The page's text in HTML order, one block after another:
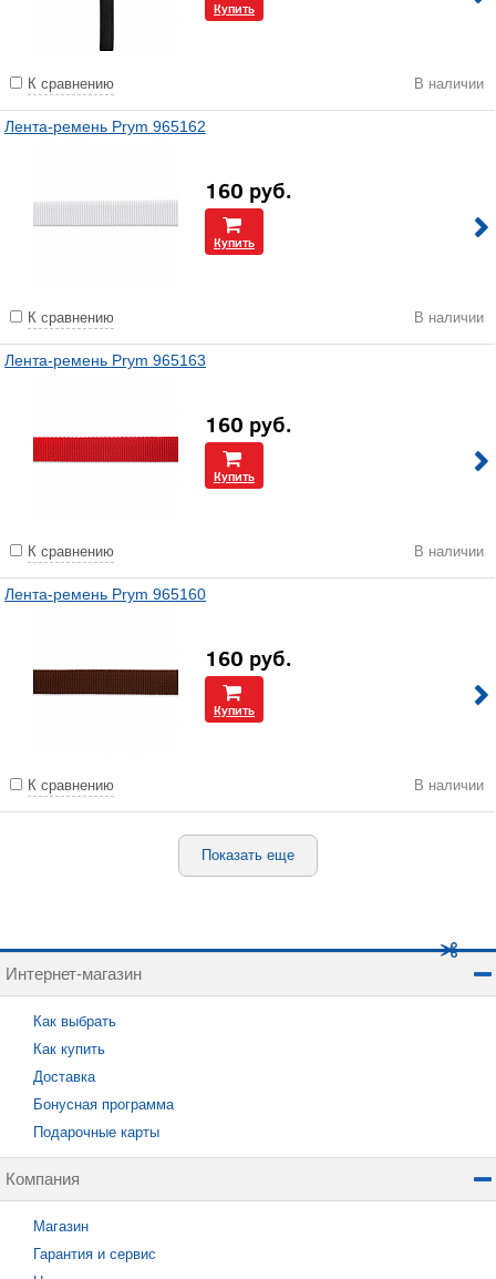
Купить
К сравнению В наличии
Лента-ремень Prym 965162
160 руб.
Купить
К сравнению В наличии
Лента-ремень Prym 965163
160 руб.
Купить
К сравнению В наличии
Лента-ремень Prym 965160
160 руб.
Купить
К сравнению В наличии
Показать еще
Интернет-магазин
Как выбрать
Как купить
Доставка
Бонусная программа
Подарочные карты
Компания
Магазин
Гарантия и сервис